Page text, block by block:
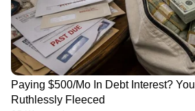
ദേശീയപാത 66ൽ
യാത്രക്കാരിൽ
ആശങ്കയായി ഗർത്തം, 12
അടിയോളം താഴ്ചയിൽ
റോഡ് താഴ്ന്നുപോയി
ആർ